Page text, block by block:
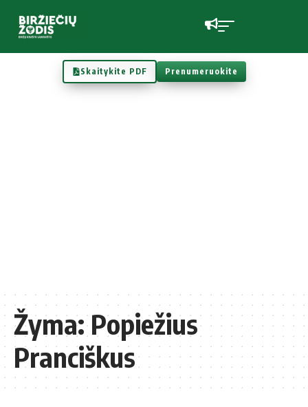
Skaitykite PDF Prenumeruokite
Žyma:Popiežius
Pranciškus